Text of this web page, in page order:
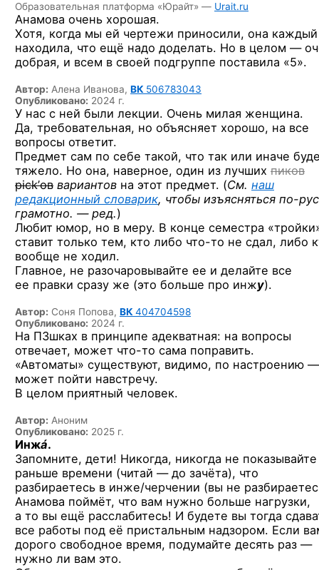
Образовательная платформа «Юрайт» — Urait.ru
Анамова очень хорошая.
Хотя, когда мы ей чертежи приносили, она каждый
находила, что ещё надо доделать. Но в целом —
добрая, и всем в своей подгруппе поставила «5».
Автор: Алена Иванова, ВК 506783043
Опубликовано: 2024 г.
У нас с ней были лекции. Очень милая женщина.
Да, требовательная, но объясняет хорошо, на все
вопросы ответит.
Предмет сам по себе такой, что так или иначе
тяжело. Но она, наверное, один из лучших пиков
pick’ов вариантов на этот предмет. (См. наш
редакционный словарик, чтобы изъясняться по-
грамотно. — ред.)
Любит юмор, но в меру. В конце семестра
ставит только тем, кто либо что-то не сдал, либо
вообще не ходил.
Главное, не разочаровывайте ее и делайте все
ее правки сразу же (это больше про инжу).
Автор: Соня Попова, ВК 404704598
Опубликовано: 2024 г.
На ПЗшках в принципе адекватная: на вопросы
отвечает, может что-то сама поправить.
«Автоматы» существуют, видимо, по настроению —
может пойти навстречу.
В целом приятный человек.
Автор: Аноним
Опубликовано: 2025 г.
Инжá.
Запомните, дети! Никогда, никогда не
раньше времени (читай — до зачёта), что
разбираетесь в инже/черчении (вы не
Анамова поймёт, что вам нужно больше нагрузки,
а то вы ещё расслабитесь! И будете вы тогда
все работы под её пристальным надзором. Если
дорого свободное время, подумайте десять раз —
нужно ли вам это.